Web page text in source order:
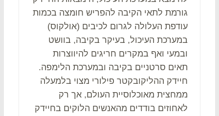
גורמת לתאי הקיבה להפריש חומצה בכמות
עודפת העלולה לגרום לכיבים (אולקוס)
במערכת העיכול, בעיקר בקיבה, בוושט
ובמעי ואף במקרים חריגים להיווצרות
תאים סרטניים בקיבה ובמערכת הלימפה.
חיידק ההליקובקטר פילורי מצוי בלמעלה
ממחצית מאוכלוסיית העולם, אך רק
לאחוזים בודדים מהאנשים הלוקים בחיידק